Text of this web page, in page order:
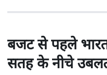
बजट से पहले
सतह के नीचे